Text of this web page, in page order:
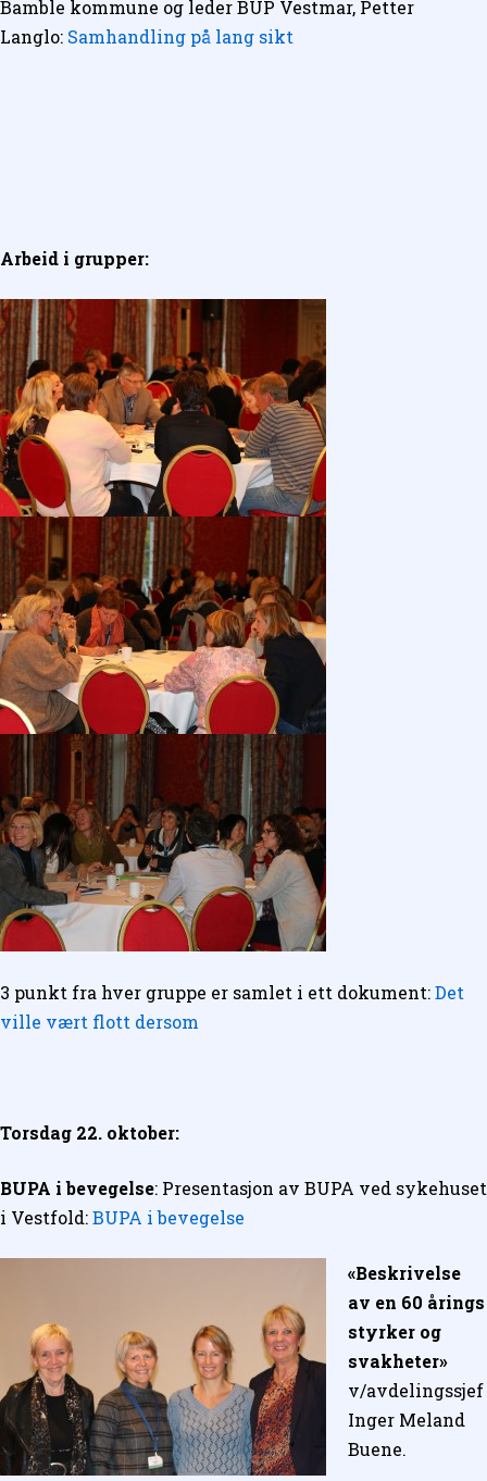
Bamble kommune og leder BUP Vestmar, Petter
Langlo: Samhandling på lang sikt
Arbeid i grupper:
3 punkt fra hver gruppe er samlet i ett dokument:Det
ville vært flott dersom
Torsdag 22. oktober:
BUPA i bevegelse: Presentasjon av BUPA ved sykehuset
i Vestfold:BUPA i bevegelse
«Beskrivelse
av en 60 årings
styrker og
svakheter»
v/avdelingssjef
Inger Meland
Buene.